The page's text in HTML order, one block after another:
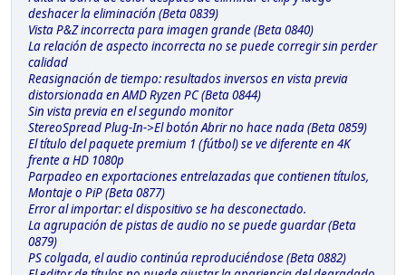
deshacer la eliminación (Beta 0839)
Vista P&Z incorrecta para imagen grande (Beta 0840)
La relación de aspecto incorrecta no se puede corregir sin perder
calidad
Reasignación de tiempo: resultados inversos en vista previa
distorsionada en AMD Ryzen PC (Beta 0844)
Sin vista previa en el segundo monitor
StereoSpread Plug-In->El botón Abrir no hace nada (Beta 0859)
El título del paquete premium 1 (fútbol) se ve diferente en 4K
frente a HD 1080p
Parpadeo en exportaciones entrelazadas que contienen títulos,
Montaje o PiP (Beta 0877)
Error al importar: el dispositivo se ha desconectado.
La agrupación de pistas de audio no se puede guardar (Beta
0879)
PS colgada, el audio continúa reproduciéndose (Beta 0882)